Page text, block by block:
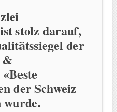
stolz darauf,
der
der Schweiz
wurde.